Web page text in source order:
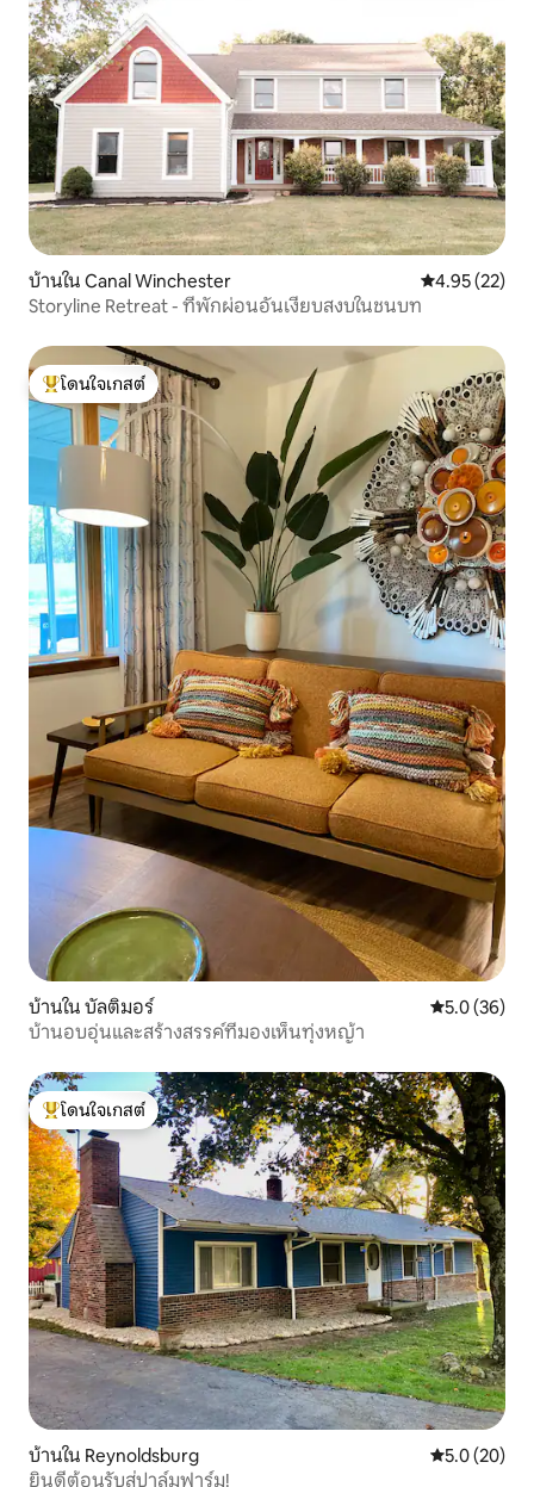
บ้านใน Canal Winchester คะแนนเฉลี่ย
4.95 (22)
Storyline Retreat - ที่พักผ่อนอันเงียบสงบในชนบท
โดนใจเกสต์ที่สุด
โดนใจเกสต์
บ้านใน บัลติมอร์ คะแนนเฉลี่ย
5.0 (36)
บ้านอบอุ่นและสร้างสรรค์ที่มองเห็นทุ่งหญ้า
โดนใจเกสต์ที่สุด
โดนใจเกสต์
บ้านใน Reynoldsburg คะแนนเฉลี่ย
5.0 (20)
ยินดีต้อนรับสู่ปาล์มฟาร์ม!